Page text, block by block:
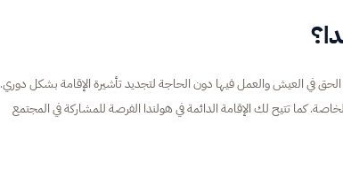
الحق في العيش والعمل فيها دون الحاجة لتجديد تأشيرة الإقامة بشكل دوري.
كما تتيح لك الإقامة الدائمة في هولندا الفرصة للمشاركة في المجتمع